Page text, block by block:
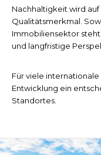
Nachhaltigkeit wird
Qualitätsmerkmal.
Immobiliensektor
und langfristige
Für viele
Entwicklung ein
Standortes.